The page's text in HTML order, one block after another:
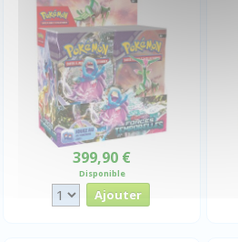
399,90 €
Disponible